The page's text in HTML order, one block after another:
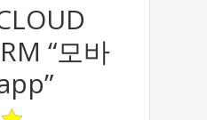
“모바